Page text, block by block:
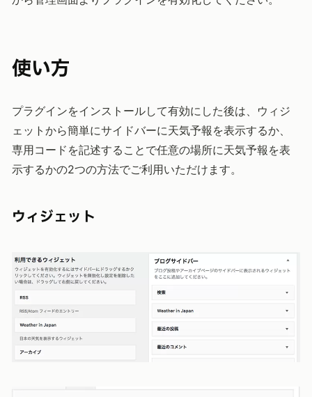
使い方
プラグインをインストールして有効にした後は、ウィジ
ェットから簡単にサイドバーに天気予報を表示するか、
専用コードを記述することで任意の場所に天気予報を表
示するかの2つの方法でご利用いただけます。
ウィジェット